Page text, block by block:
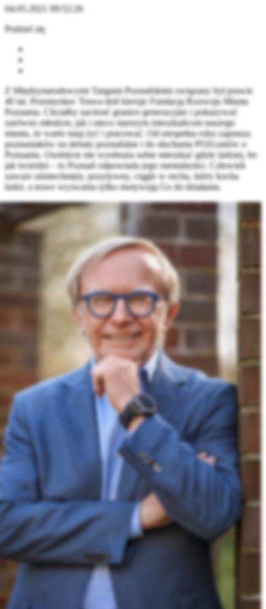
04.05.2021 09:52:26
Podziel się
Z Międzynarodowymi Targami Poznańskimi związany był prawie
40 lat. Przemysław Trawa dziś kieruje Fundacją Rozwoju Miasta
Poznania. Chciałby zacierać granice generacyjne i pokazywać
zarówno młodym, jak i nieco starszym mieszkańcom naszego
miasta, że warto tutaj żyć i pracować. Od niespełna roku zaprasza
poznaniaków na debaty poznańskie i do słuchania POZcastów o
Poznaniu. Osobiście nie wyobraża sobie mieszkać gdzie indziej, bo
jak twierdzi – to Poznań odpowiada jego mentalności. Człowiek
zawsze uśmiechnięty, pozytywny, ciągle w ruchu, który kocha
ludzi, a nowe wyzwania tylko motywują Go do działania.